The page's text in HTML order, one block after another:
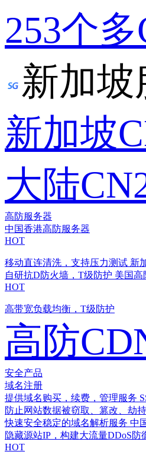
253个
新加坡
新加坡
大陆
高防服务器
中国香港高防服务器
HOT
移动直连清洗，支持压力测试 新
自研抗D防火墙，T级防护 美国高
HOT
高带宽负载均衡，T级防护
高防
安全产品
域名注册
提供域名购买，续费，管理服务
防止网站数据被窃取、篡改、劫持
快速安全稳定的域名解析服务 中
隐藏源站IP，构建大流量DDoS防
HOT